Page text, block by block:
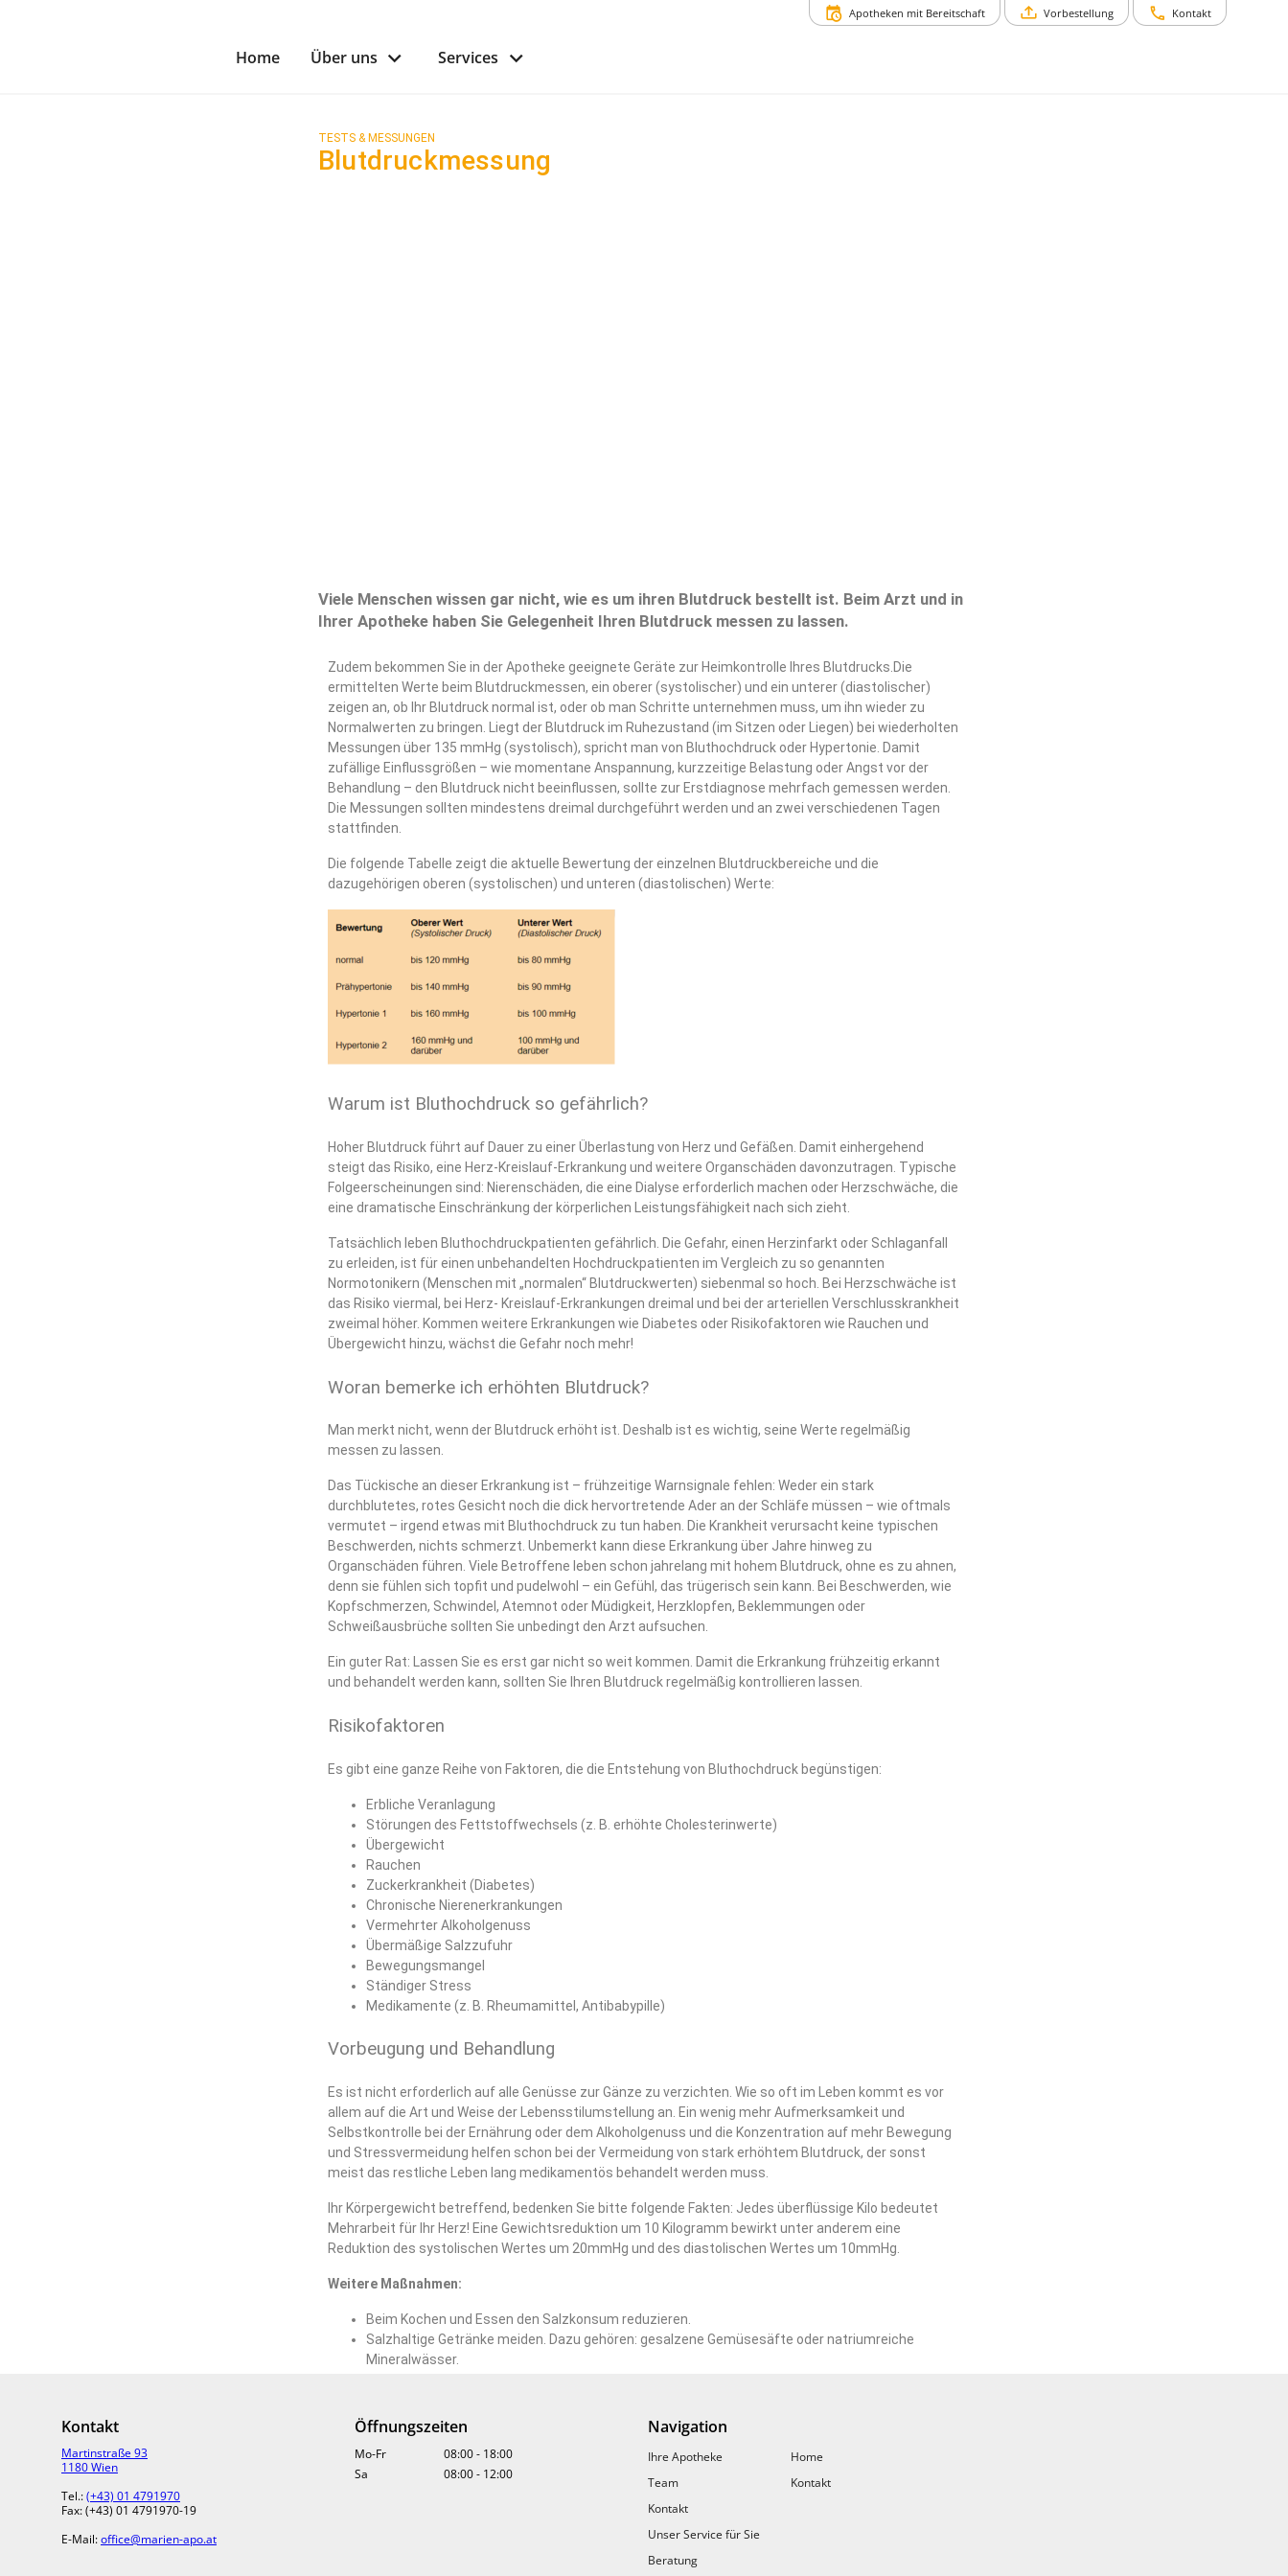
Apotheken mit Bereitschaft Vorbestellung Kontakt
Home Über uns Services
TESTS & MESSUNGEN
Blutdruckmessung
Viele Menschen wissen gar nicht, wie es um ihren Blutdruck bestellt ist. Beim Arzt und in
Ihrer Apotheke haben Sie Gelegenheit Ihren Blutdruck messen zu lassen.
Zudem bekommen Sie in der Apotheke geeignete Geräte zur Heimkontrolle Ihres Blutdrucks.Die
ermittelten Werte beim Blutdruckmessen, ein oberer (systolischer) und ein unterer (diastolischer)
zeigen an, ob Ihr Blutdruck normal ist, oder ob man Schritte unternehmen muss, um ihn wieder zu
Normalwerten zu bringen. Liegt der Blutdruck im Ruhezustand (im Sitzen oder Liegen) bei wiederholten
Messungen über 135 mmHg (systolisch), spricht man von Bluthochdruck oder Hypertonie. Damit
zufällige Einflussgrößen – wie momentane Anspannung, kurzzeitige Belastung oder Angst vor der
Behandlung – den Blutdruck nicht beeinflussen, sollte zur Erstdiagnose mehrfach gemessen werden.
Die Messungen sollten mindestens dreimal durchgeführt werden und an zwei verschiedenen Tagen
stattfinden.
Die folgende Tabelle zeigt die aktuelle Bewertung der einzelnen Blutdruckbereiche und die
dazugehörigen oberen (systolischen) und unteren (diastolischen) Werte:
Warum ist Bluthochdruck so gefährlich?
Hoher Blutdruck führt auf Dauer zu einer Überlastung von Herz und Gefäßen. Damit einhergehend
steigt das Risiko, eine Herz-Kreislauf-Erkrankung und weitere Organschäden davonzutragen. Typische
Folgeerscheinungen sind: Nierenschäden, die eine Dialyse erforderlich machen oder Herzschwäche, die
eine dramatische Einschränkung der körperlichen Leistungsfähigkeit nach sich zieht.
Tatsächlich leben Bluthochdruckpatienten gefährlich. Die Gefahr, einen Herzinfarkt oder Schlaganfall
zu erleiden, ist für einen unbehandelten Hochdruckpatienten im Vergleich zu so genannten
Normotonikern (Menschen mit „normalen“ Blutdruckwerten) siebenmal so hoch. Bei Herzschwäche ist
das Risiko viermal, bei Herz- Kreislauf-Erkrankungen dreimal und bei der arteriellen Verschlusskrankheit
zweimal höher. Kommen weitere Erkrankungen wie Diabetes oder Risikofaktoren wie Rauchen und
Übergewicht hinzu, wächst die Gefahr noch mehr!
Woran bemerke ich erhöhten Blutdruck?
Man merkt nicht, wenn der Blutdruck erhöht ist. Deshalb ist es wichtig, seine Werte regelmäßig
messen zu lassen.
Das Tückische an dieser Erkrankung ist – frühzeitige Warnsignale fehlen: Weder ein stark
durchblutetes, rotes Gesicht noch die dick hervortretende Ader an der Schläfe müssen – wie oftmals
vermutet – irgend etwas mit Bluthochdruck zu tun haben. Die Krankheit verursacht keine typischen
Beschwerden, nichts schmerzt. Unbemerkt kann diese Erkrankung über Jahre hinweg zu
Organschäden führen. Viele Betroffene leben schon jahrelang mit hohem Blutdruck, ohne es zu ahnen,
denn sie fühlen sich topfit und pudelwohl – ein Gefühl, das trügerisch sein kann. Bei Beschwerden, wie
Kopfschmerzen, Schwindel, Atemnot oder Müdigkeit, Herzklopfen, Beklemmungen oder
Schweißausbrüche sollten Sie unbedingt den Arzt aufsuchen.
Ein guter Rat: Lassen Sie es erst gar nicht so weit kommen. Damit die Erkrankung frühzeitig erkannt
und behandelt werden kann, sollten Sie Ihren Blutdruck regelmäßig kontrollieren lassen.
Risikofaktoren
Es gibt eine ganze Reihe von Faktoren, die die Entstehung von Bluthochdruck begünstigen:
Erbliche Veranlagung
Störungen des Fettstoffwechsels (z. B. erhöhte Cholesterinwerte)
Übergewicht
Rauchen
Zuckerkrankheit (Diabetes)
Chronische Nierenerkrankungen
Vermehrter Alkoholgenuss
Übermäßige Salzzufuhr
Bewegungsmangel
Ständiger Stress
Medikamente (z. B. Rheumamittel, Antibabypille)
Vorbeugung und Behandlung
Es ist nicht erforderlich auf alle Genüsse zur Gänze zu verzichten. Wie so oft im Leben kommt es vor
allem auf die Art und Weise der Lebensstilumstellung an. Ein wenig mehr Aufmerksamkeit und
Selbstkontrolle bei der Ernährung oder dem Alkoholgenuss und die Konzentration auf mehr Bewegung
und Stressvermeidung helfen schon bei der Vermeidung von stark erhöhtem Blutdruck, der sonst
meist das restliche Leben lang medikamentös behandelt werden muss.
Ihr Körpergewicht betreffend, bedenken Sie bitte folgende Fakten: Jedes überflüssige Kilo bedeutet
Mehrarbeit für Ihr Herz! Eine Gewichtsreduktion um 10 Kilogramm bewirkt unter anderem eine
Reduktion des systolischen Wertes um 20mmHg und des diastolischen Wertes um 10mmHg.
Weitere Maßnahmen:
Beim Kochen und Essen den Salzkonsum reduzieren.
Salzhaltige Getränke meiden. Dazu gehören: gesalzene Gemüsesäfte oder natriumreiche
Mineralwässer.
Pflanzliche Fette und Öle bevorzugen. Sonnenblumen-, Distel-, Oliven- und Rapsöl haben einen
hohen Anteil an ungesättigten Fettsäuren. Sie senken das „schlechte“ (LDL-) Cholesterin und
schützen somit die Gefäße vor Ablagerungen ( Arterioklerose ).
Ballaststoffreiche Nahrungsmittel bevorzugen.
Kontakt
Martinstraße 93
1180 Wien
Tel.:(+43) 01 4791970
Fax: (+43) 01 4791970-19
E-Mail:office@marien-apo.at
Öffnungszeiten
Mo-Fr 08:00- 18:00
Sa
08:00- 12:00
Navigation
Ihre Apotheke
Team
Kontakt
Unser Service für Sie
Beratung
Home
Kontakt